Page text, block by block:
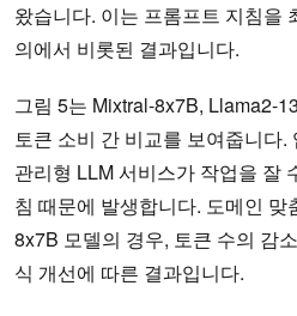
왔습니다. 이는 프롬프트 지침을
의에서 비롯된 결과입니다.
그림 5는 Mixtral-8x7B, Llama2-
토큰 소비 간 비교를 보여줍니다
관리형 LLM 서비스가 작업을 잘
침 때문에 발생합니다. 도메인
8x7B 모델의 경우, 토큰 수의 감
식 개선에 따른 결과입니다.